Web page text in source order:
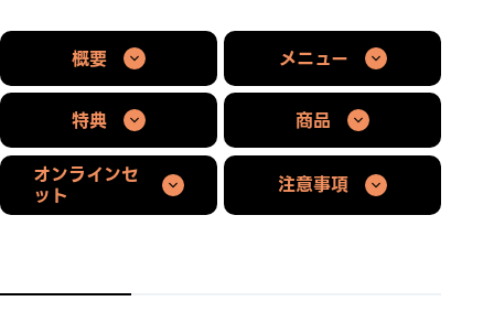
概要 メニュー
特典
商品
オンラインセ
ット 注意事項